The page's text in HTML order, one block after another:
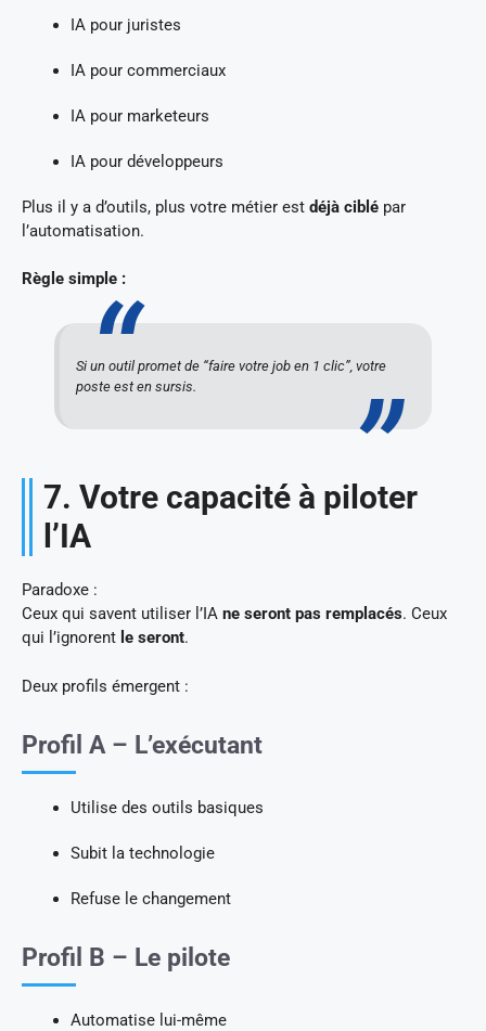
IA pour juristes
IA pour commerciaux
IA pour marketeurs
IA pour développeurs
Plus il y a d’outils, plus votre métier est déjà ciblé par
l’automatisation.
Règle simple :
Si un outil promet de “faire votre job en 1 clic”, votre
poste est en sursis.
7. Votre capacité à piloter
l’IA
Paradoxe :
Ceux qui savent utiliser l’IA ne seront pas remplacés. Ceux
qui l’ignorent le seront.
Deux profils émergent :
Profil A – L’exécutant
Utilise des outils basiques
Subit la technologie
Refuse le changement
Profil B – Le pilote
Automatise lui-même